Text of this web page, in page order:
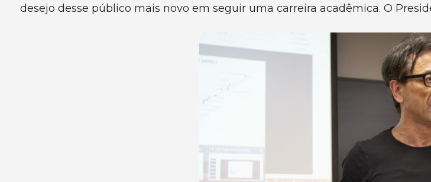
desejo desse público mais novo em seguir uma carreira acadêmica. O